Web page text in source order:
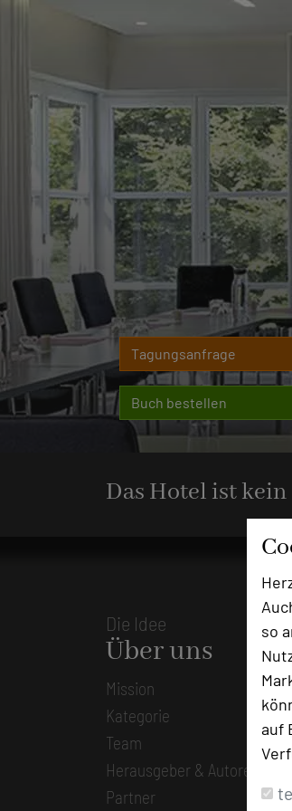
so
auf
Tagungsanfrage
Buch bestellen
Das Hotel ist
Die Idee
Über uns
Mission
Kategorie
Team
Herausgeber & Autoren
Partner